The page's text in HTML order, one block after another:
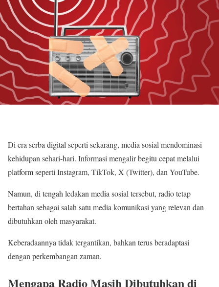
Di era serba digital seperti sekarang, media sosial mendominasi
kehidupan sehari-hari. Informasi mengalir begitu cepat melalui
platform seperti Instagram, TikTok, X (Twitter), dan YouTube.
Namun, di tengah ledakan media sosial tersebut, radio tetap
bertahan sebagai salah satu media komunikasi yang relevan dan
dibutuhkan oleh masyarakat.
Keberadaannya tidak tergantikan, bahkan terus beradaptasi
dengan perkembangan zaman.
Mengapa Radio Masih Dibutuhkan di